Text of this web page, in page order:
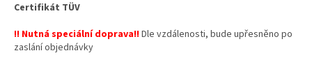
Certifikát TÜV
!! Nutná speciální doprava!!Dle vzdálenosti, bude upřesněno po
zaslání objednávky